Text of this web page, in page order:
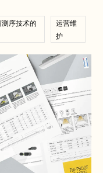
序技术的
运营维
护